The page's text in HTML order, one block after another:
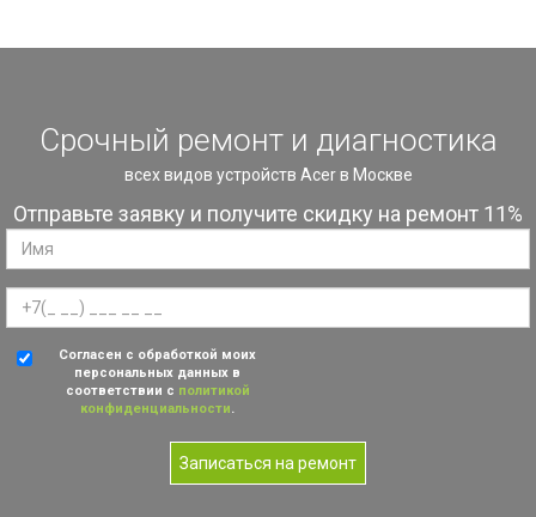
Срочный ремонт и диагностика
всех видов устройств Acer в Москве
Отправьте заявку и получите скидку на ремонт 11%
Согласен с обработкой моих
персональных данных в
соответствии с политикой
конфиденциальности.
Записаться на ремонт